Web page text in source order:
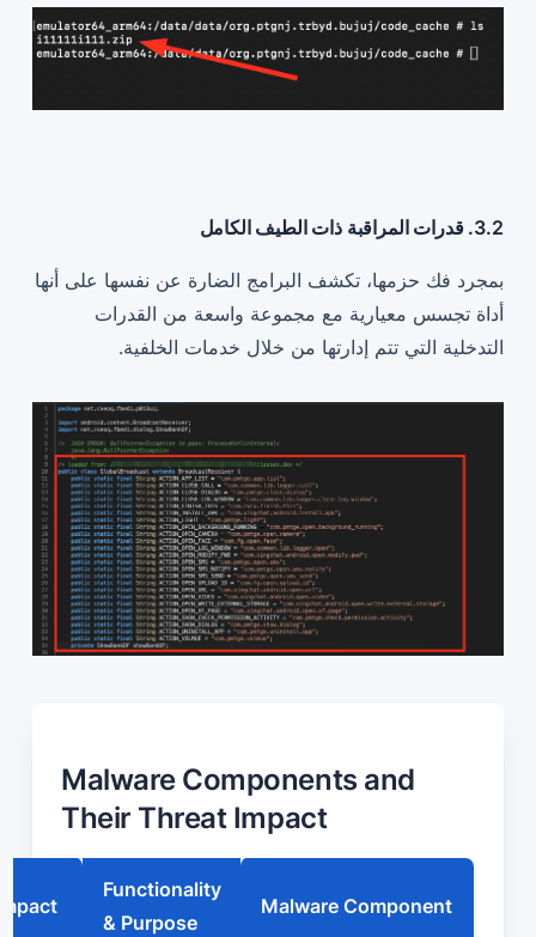
3.2. قدرات المراقبة ذات الطيف الكامل
بمجرد فك حزمها، تكشف البرامج الضارة عن نفسها على أنها
أداة تجسس معيارية مع مجموعة واسعة من القدرات
التدخلية التي تتم إدارتها من خلال خدمات الخلفية.
Malware Components and
Their Threat Impact
Malware Component
Functionality
& Purpose